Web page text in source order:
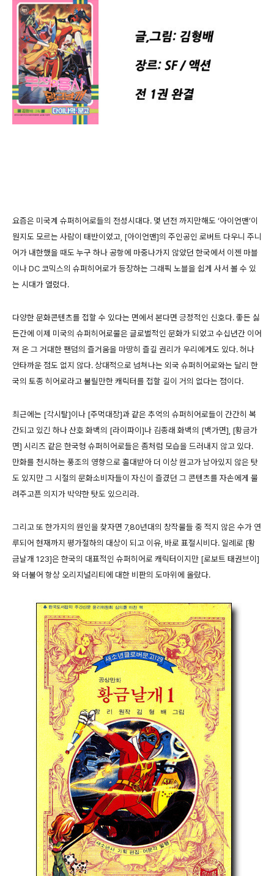
요즘은 미국계 슈퍼히어로들의 전성시대다. 몇 년전 까지만해도 ‘아이언맨’이
뭔지도 모르는 사람이 태반이었고, [아이언맨]의 주인공인 로버트 다우니 주니
어가 내한했을 때도 누구 하나 공항에 마중나가지 않았던 한국에서 이젠 마블
이나 DC 코믹스의 슈퍼히어로가 등장하는 그래픽 노블을 쉽게 사서 볼 수 있
는 시대가 열렸다.
다양한 문화콘텐츠를 접할 수 있다는 면에서 본다면 긍정적인 신호다. 좋든 싫
든간에 이제 미국의 슈퍼히어로물은 글로벌적인 문화가 되었고 수십년간 이어
져 온 그 거대한 팬덤의 즐거움을 마땅히 즐길 권리가 우리에게도 있다. 허나
안타까운 점도 없지 않다. 상대적으로 넘쳐나는 외국 슈퍼히어로와는 달리 한
국의 토종 히어로라고 불릴만한 캐릭터를 접할 길이 거의 없다는 점이다.
최근에는 [각시탈]이나 [주먹대장]과 같은 추억의 슈퍼히어로들이 간간히 복
간되고 있긴 하나 산호 화백의 [라이파이]나 김종래 화백의 [백가면], [황금가
면] 시리즈 같은 한국형 슈퍼히어로들은 좀처럼 모습을 드러내지 않고 있다.
만화를 천시하는 풍조의 영향으로 홀대받아 더 이상 원고가 남아있지 않은 탓
도 있지만 그 시절의 문화소비자들이 자신이 즐겼던 그 콘텐츠를 자손에게 물
려주고픈 의지가 박약한 탓도 있으리라.
그리고 또 한가지의 원인을 찾자면 7,80년대의 창작물들 중 적지 않은 수가 연
루되어 현재까지 평가절하의 대상이 되고 이유, 바로 표절시비다. 일례로 [황
금날개 123]은 한국의 대표적인 슈퍼히어로 캐릭터이지만 [로보트 태권브이]
와 더불어 항상 오리지널리티에 대한 비판의 도마위에 올랐다.